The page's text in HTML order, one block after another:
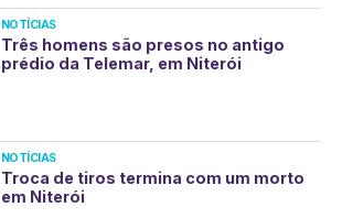
NOTÍCIAS
Três homens são presos no antigo
prédio da Telemar, em Niterói
NOTÍCIAS
Troca de tiros termina com um morto
em Niterói